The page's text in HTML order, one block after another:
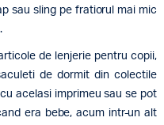
sau sling pe fratiorul mai mic
de lenjerie pentru copii,
de dormit din colectile
acelasi imprimeu sau se pot
era bebe, acum intr-un alt